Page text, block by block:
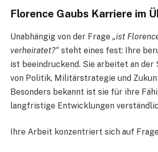
Florence Gaubs Karriere im
Unabhängig von der Frage „ist
verheiratet?“ steht eines fest: Ihre
ist beeindruckend. Sie arbeitet an
von Politik, Militärstrategie und
Besonders bekannt ist sie für ihre
langfristige Entwicklungen
Ihre Arbeit konzentriert sich auf